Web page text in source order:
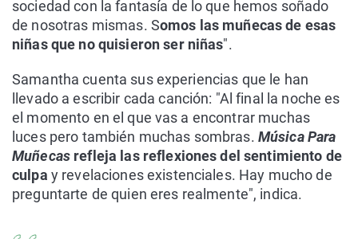
sociedad con la fantasía de lo que hemos soñado
de nosotras mismas. Somos las muñecas de esas
niñas que no quisieron ser niñas".
Samantha cuenta sus experiencias que le han
llevado a escribir cada canción: "Al final la noche es
el momento en el que vas a encontrar muchas
luces pero también muchas sombras. Música Para
Muñecasrefleja las reflexiones del sentimiento de
culpa y revelaciones existenciales. Hay mucho de
preguntarte de quien eres realmente", indica.